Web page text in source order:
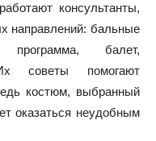
консультанты,
направлений: бальные
программа, балет,
советы помогают
костюм, выбранный
оказаться неудобным